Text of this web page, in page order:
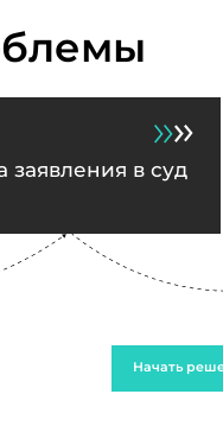
заявления в суд
Начать